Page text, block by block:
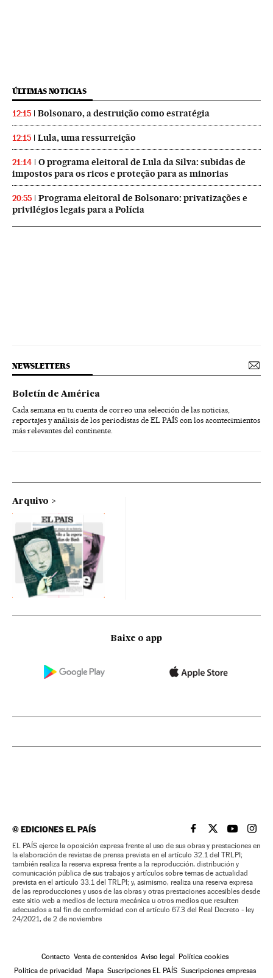
ÚLTIMAS NOTICIAS
12:15 Bolsonaro, a destruição como estratégia
12:15 Lula, uma ressurreição
21:14
O programa eleitoral de Lula da Silva: subidas de
impostos para os ricos e proteção para as minorias
20:55
Programa eleitoral de Bolsonaro: privatizações e
privilégios legais para a Polícia
NEWSLETTERS
Boletín de América
Cada semana en tu cuenta de correo una selección de las noticias,
reportajes y análisis de los periodistas de EL PAÍS con los acontecimientos
más relevantes del continente.
Arquivo
Baixe o app
©EDICIONES EL PAÍS EL PAÍS BRASIL EN
EL PAÍSEL PAÍS
EL
EL PAÍS ejerce la oposición expresa frente al uso de sus obras y prestaciones en
la elaboración de revistas de prensa prevista en el artículo 32.1 del TRLPI;
también realiza la reserva expresa frente a la reproducción, distribución y
comunicación pública de sus trabajos y artículos sobre temas de actualidad
prevista en el artículo 33.1 del TRLPI; y, asimismo, realiza una reserva expresa
de las reproducciones y usos de las obras y otras prestaciones accesibles desde
este sitio web a medios de lectura mecánica u otros medios que resulten
adecuados a tal fin de conformidad con el artículo 67.3 del Real Decreto - ley
24/2021, de 2 de noviembre
Contacto Venta de contenidos Aviso legal
Política cookies
Política de privacidad
Mapa Suscripciones EL PAÍS Suscripciones empresas